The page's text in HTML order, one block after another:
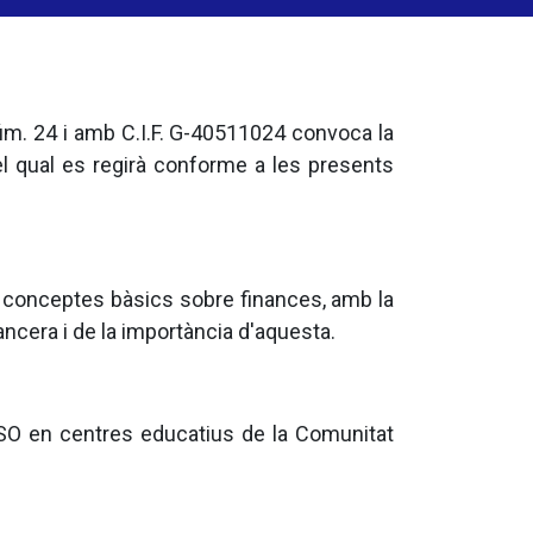
24 i amb C.I.F. G-40511024 convoca la
qual es regirà conforme a les presents
bàsics sobre finances, amb la
i de la importància d'aquesta.
en centres educatius de la Comunitat